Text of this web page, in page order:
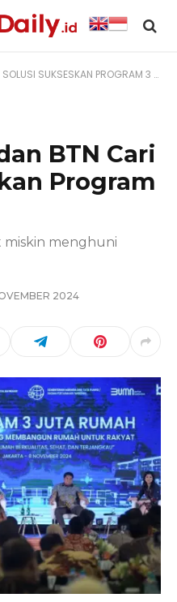
SUKSESKAN PROGRAM 3 JUTA RUMAH
BTN Cari
Program
miskin menghuni
2024